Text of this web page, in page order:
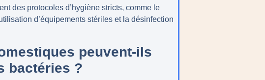
des protocoles d’hygiène stricts, comme le
d’équipements stériles et la désinfection
peuvent-ils
bactéries ?